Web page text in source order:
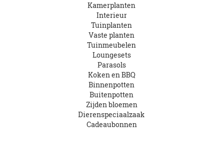
Kamerplanten
Interieur
Tuinplanten
Vaste planten
Tuinmeubelen
Loungesets
Parasols
Koken en BBQ
Binnenpotten
Buitenpotten
Zijden bloemen
Dierenspeciaalzaak
Cadeaubonnen